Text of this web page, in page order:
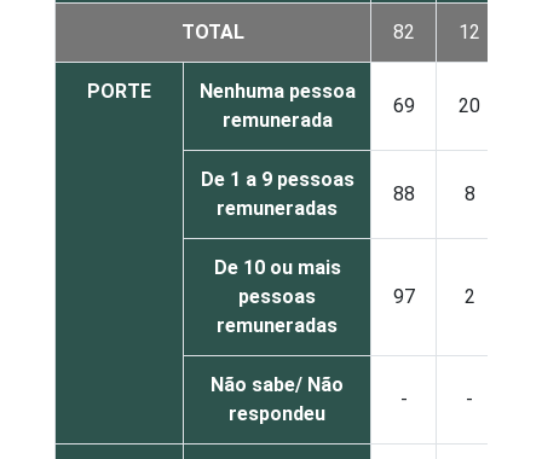
TOTAL 82 12
PORTE
Nenhuma pessoa
remunerada
69 20
De 1 a 9 pessoas
remuneradas
88 8
De 10 ou mais
pessoas
remuneradas
97 2
Não sabe/ Não
respondeu
- -